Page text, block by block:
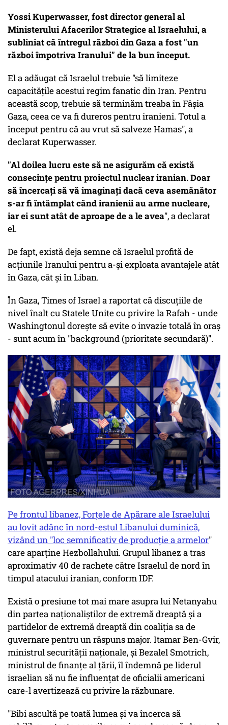
Yossi Kuperwasser, fost director general al
Ministerului Afacerilor Strategice al Israelului, a
subliniat că întregul război din Gaza a fost "un
război împotriva Iranului" de la bun început.
El a adăugat că Israelul trebuie "să limiteze
capacitățile acestui regim fanatic din Iran. Pentru
această scop, trebuie să terminăm treaba în Fâșia
Gaza, ceea ce va fi dureros pentru iranieni. Totul a
început pentru că au vrut să salveze Hamas", a
declarat Kuperwasser.
"Al doilea lucru este să ne asigurăm că există
consecințe pentru proiectul nuclear iranian. Doar
să încercați să vă imaginați dacă ceva asemănător
s-ar fi întâmplat când iranienii au arme nucleare,
iar ei sunt atât de aproape de a le avea", a declarat
el.
De fapt, există deja semne că Israelul profită de
acțiunile Iranului pentru a-și exploata avantajele atât
în Gaza, cât și în Liban.
În Gaza, Times of Israel a raportat că discuțiile de
nivel înalt cu Statele Unite cu privire la Rafah - unde
Washingtonul dorește să evite o invazie totală în oraș
- sunt acum în "background (prioritate secundară)".
Pe frontul libanez, Forțele de Apărare ale Israelului
au lovit adânc în nord-estul Libanului duminică,
vizând un "loc semnificativ de producție a armelor"
care aparține Hezbollahului. Grupul libanez a tras
aproximativ 40 de rachete către Israelul de nord în
timpul atacului iranian, conform IDF.
Există o presiune tot mai mare asupra lui Netanyahu
din partea naționaliștilor de extremă dreaptă și a
partidelor de extremă dreaptă din coaliția sa de
guvernare pentru un răspuns major. Itamar Ben-Gvir,
ministrul securității naționale, și Bezalel Smotrich,
ministrul de finanțe al țării, îl îndemnă pe liderul
israelian să nu fie influențat de oficialii americani
care-l avertizează cu privire la răzbunare.
"Bibi ascultă pe toată lumea și va încerca să